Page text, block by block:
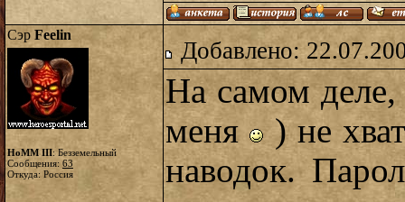
Сэр Feelin
HoMM III: Безземельный
Сообщения: 63
Откуда: Россия
Добавлено:
На самом
меня ) не
наводок.